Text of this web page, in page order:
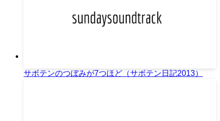
サボテンのつぼみが7つほど（サボテン日記2013）